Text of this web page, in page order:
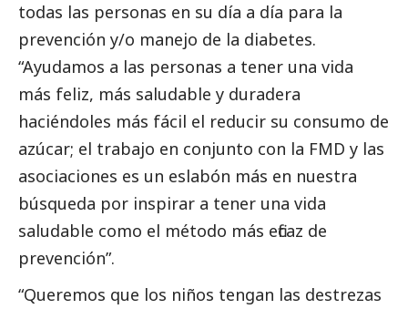
todas las personas en su día a día para la
prevención y/o manejo de la diabetes.
“Ayudamos a las personas a tener una vida
más feliz, más saludable y duradera
haciéndoles más fácil el reducir su consumo de
azúcar; el trabajo en conjunto con la FMD y las
asociaciones es un eslabón más en nuestra
búsqueda por inspirar a tener una vida
saludable como el método más eficaz de
prevención”.
“Queremos que los niños tengan las destrezas